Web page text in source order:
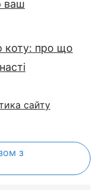
ваш
коту: про що
сайту
з